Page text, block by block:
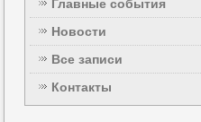
Главные события
Новости
Все записи
Контакты